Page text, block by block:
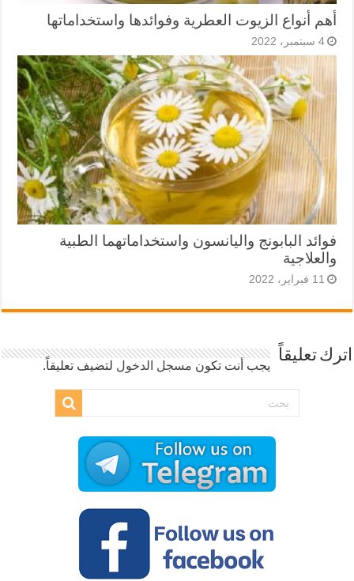
أهم أنواع الزيوت العطرية وفوائدها واستخداماتها
4 سبتمبر، 2022
فوائد البابونج واليانسون واستخداماتهما الطبية
والعلاجية
11 فبراير، 2022
اترك تعليقاً
يجب أنت تكون مسجل الدخول لتضيف تعليقاً.